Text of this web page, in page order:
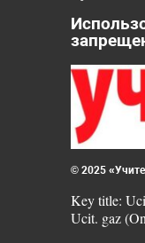
© 2025
Key title:
Ucit. gaz